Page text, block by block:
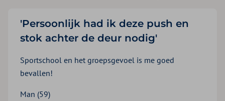
'Persoonlijk had ik deze push en
stok achter de deur nodig'
Sportschool en het groepsgevoel is me goed
bevallen!
Man (59)